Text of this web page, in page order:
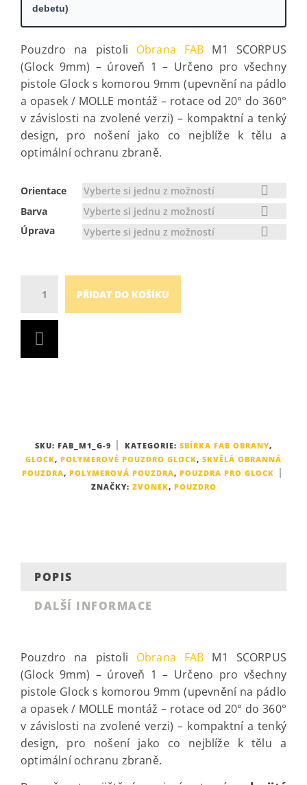
až
48.90
€
debetu)
Pouzdro na pistoli Obrana FAB M1 SCORPUS
(Glock 9mm) – úroveň 1 – Určeno pro všechny
pistole Glock s komorou 9mm (upevnění na pádlo
a opasek / MOLLE montáž – rotace od 20° do 360°
v závislosti na zvolené verzi) – kompaktní a tenký
design, pro nošení jako co nejblíže k tělu a
optimální ochranu zbraně.
Orientace
Vyberte si jednu z možností
Barva
Vyberte si jednu z možností
Úprava
Vyberte si jednu z možností
PŘIDAT DO KOŠÍKU
SKU: FAB_M1_G-9 KATEGORIE: SBÍRKA FAB OBRANY,
GLOCK, POLYMEROVÉ POUZDRO GLOCK, SKVĚLÁ OBRANNÁ
POUZDRA, POLYMEROVÁ POUZDRA, POUZDRA PRO GLOCK
ZNAČKY: ZVONEK, POUZDRO
POPIS
DALŠÍ INFORMACE
Pouzdro na pistoli Obrana FAB M1 SCORPUS
(Glock 9mm) – úroveň 1 – Určeno pro všechny
pistole Glock s komorou 9mm (upevnění na pádlo
a opasek / MOLLE montáž – rotace od 20° do 360°
v závislosti na zvolené verzi) – kompaktní a tenký
design, pro nošení jako co nejblíže k tělu a
optimální ochranu zbraně.